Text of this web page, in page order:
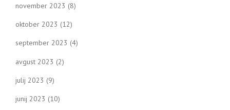
november 2023 (8)
oktober 2023 (12)
september 2023 (4)
avgust 2023 (2)
julij 2023 (9)
junij 2023 (10)